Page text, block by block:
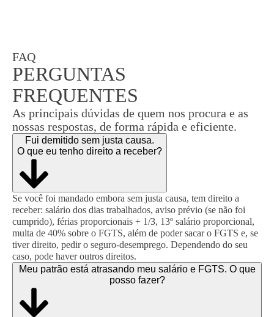
FAQ
PERGUNTAS
FREQUENTES
As principais dúvidas de quem nos procura e as
nossas respostas, de forma rápida e eficiente.
Fui demitido sem justa causa.
O que eu tenho direito a receber?
Se você foi mandado embora sem justa causa, tem direito a
receber: salário dos dias trabalhados, aviso prévio (se não foi
cumprido), férias proporcionais + 1/3, 13º salário proporcional,
multa de 40% sobre o FGTS, além de poder sacar o FGTS e, se
tiver direito, pedir o seguro-desemprego. Dependendo do seu
caso, pode haver outros direitos.
Meu patrão está atrasando meu salário e FGTS. O que
posso fazer?